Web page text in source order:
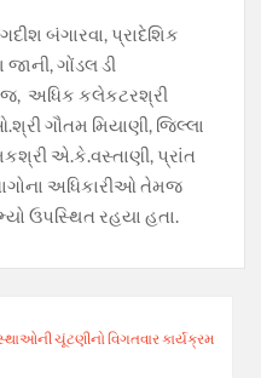
બંગારવા, પ્રાદેશિક
ગોંડલ ડી
અધિક કલેકટરશ્રી
ગૌતમ મિયાણી, જિલ્લા
એ.કે.વસ્તાણી, પ્રાંત
અધિકારીઓ તેમજ
ઉપસ્થિત રહયા હતા.
ચૂંટણીનો વિગતવાર કાર્યક્રમ